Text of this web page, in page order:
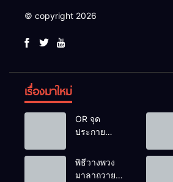
© copyright 2026
เรื่องมาใหม่
OR จุด
ประกาย
เยาวชน ผ่าน
พิธีวางพวง
มาลาถวาย